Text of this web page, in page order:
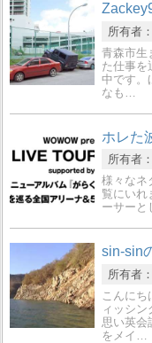
所有者：
青森市生
た仕事を
中です。
なも…
ホレた
所有者：
様々なネ
覧にいれ
ーサーと
sin-sin
所有者：
こんに
ィッシ
思い英会
をメイ…